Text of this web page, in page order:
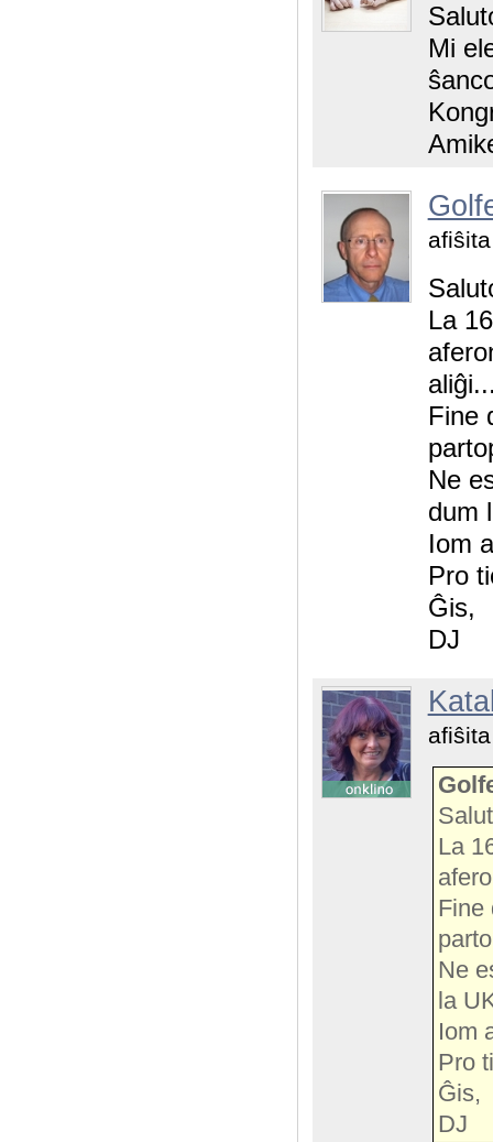
Mi
La
Fine
Ne
dum
Iom
Pro
Ĝis,
DJ
La
Fine
Ne
la
Iom
Pro
Ĝis,
DJ